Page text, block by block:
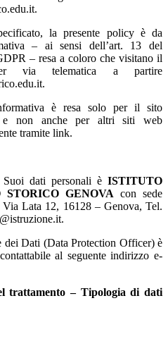
la presente policy è da
– ai sensi dell’art. 13 del
– resa a coloro che visitano il
via telematica a partire
è resa solo per il sito
e non anche per altri siti web
tramite link.
dati personali è ISTITUTO
STORICO GENOVA con sede
Lata 12, 16128 – Genova, Tel.
dei Dati (Data Protection Officer) è
contattabile al seguente indirizzo e-
trattamento – Tipologia di dati